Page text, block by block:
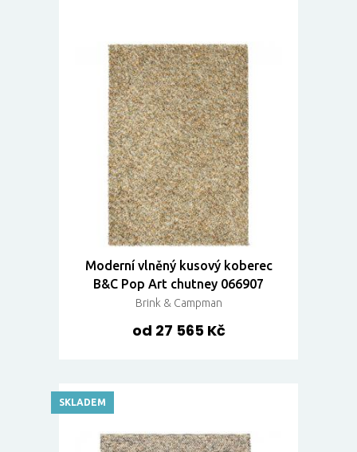
Moderní vlněný kusový koberec
B&C Pop Art chutney 066907
Brink & Campman
od 27 565 Kč
SKLADEM